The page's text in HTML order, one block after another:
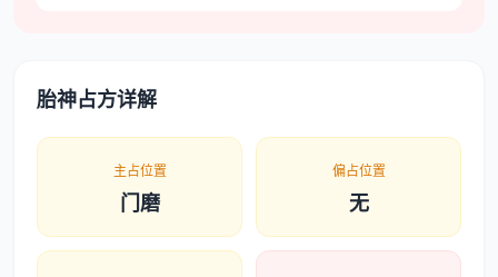
胎神占方详解
主占位置
门磨
偏占位置
无